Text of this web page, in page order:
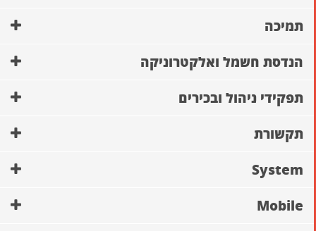
תמיכה
הנדסת חשמל ואלקטרוניקה
תפקידי ניהול ובכירים
תקשורת
System
Mobile